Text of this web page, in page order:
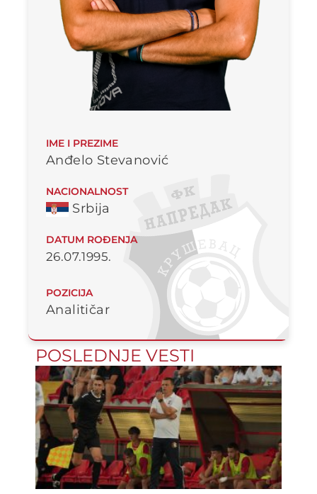
IME I PREZIME
Anđelo Stevanović
NACIONALNOST
Srbija
DATUM ROĐENJA
26.07.1995.
POZICIJA
Analitičar
POSLEDNJE VESTI